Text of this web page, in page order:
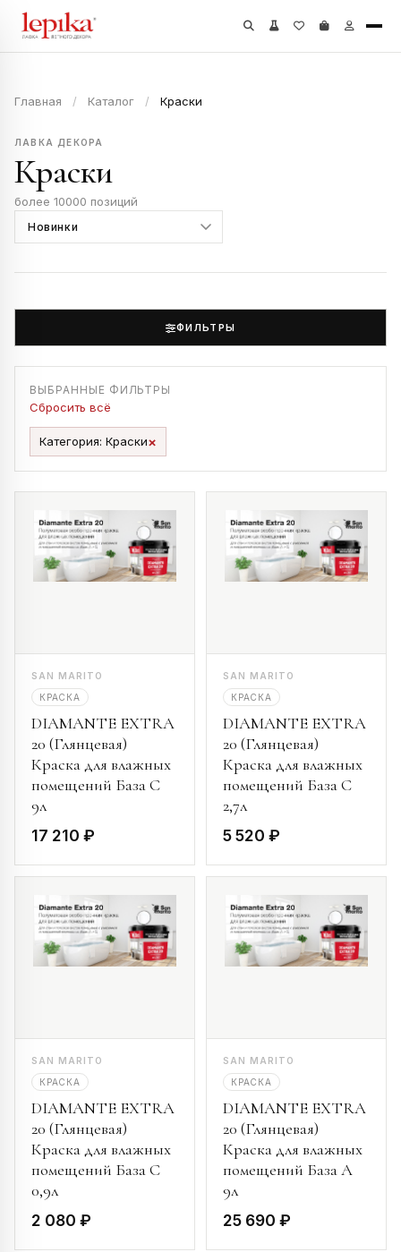
Главная / Каталог / Краски
ЛАВКА ДЕКОРА
Краски
более 10000 позиций
ФИЛЬТРЫ
ВЫБРАННЫЕ ФИЛЬТРЫ
Сбросить всё
Категория: Краски×
SAN MARITO
КРАСКА
DIAMANTE EXTRA
20 (Глянцевая)
Краска для влажных
помещений База С
9л
17 210 ₽
SAN MARITO
КРАСКА
DIAMANTE EXTRA
20 (Глянцевая)
Краска для влажных
помещений База С
2,7л
5 520 ₽
SAN MARITO
КРАСКА
DIAMANTE EXTRA
20 (Глянцевая)
Краска для влажных
помещений База С
0,9л
2 080 ₽
SAN MARITO
КРАСКА
DIAMANTE EXTRA
20 (Глянцевая)
Краска для влажных
помещений База А
9л
25 690 ₽